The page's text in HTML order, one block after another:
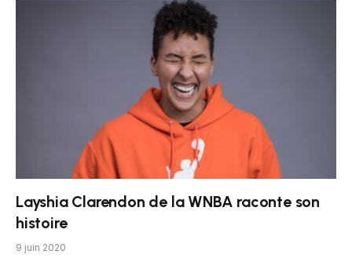
Layshia Clarendon de la WNBA raconte son
histoire
9 juin 2020